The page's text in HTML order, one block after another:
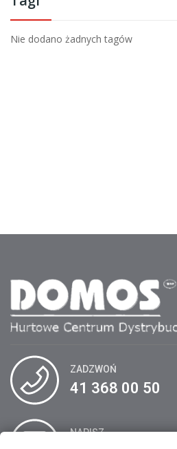
Nie dodano żadnych tagów
ZADZWOŃ
41 368 00 50
NAPISZ